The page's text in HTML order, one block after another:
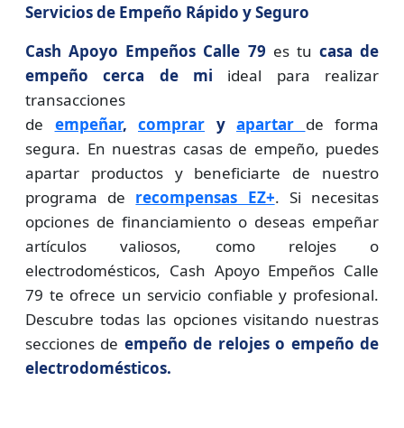
Servicios de Empeño Rápido y Seguro
Cash Apoyo Empeños Calle 79 es tu casa de
empeño cerca de mi ideal para realizar
transacciones
de empeñar, comprar y apartar
de forma
segura. En nuestras casas de empeño, puedes
apartar productos y beneficiarte de nuestro
programa de recompensas EZ+. Si necesitas
opciones de financiamiento o deseas empeñar
artículos valiosos, como relojes o
electrodomésticos, Cash Apoyo Empeños Calle
79 te ofrece un servicio confiable y profesional.
Descubre todas las opciones visitando nuestras
secciones de empeño de relojes o empeño de
electrodomésticos.